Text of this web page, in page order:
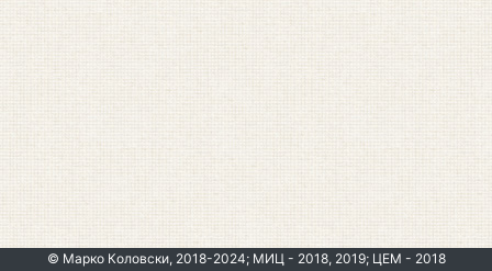
© Марко Коловски, 2018-2024; МИЦ - 2018, 2019; ЦЕМ - 2018